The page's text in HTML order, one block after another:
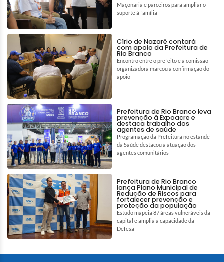
Maçonaria e parceiros para ampliar o
suporte à família
Círio de Nazaré contará
com apoio da Prefeitura de
Rio Branco
Encontro entre o prefeito e a comissão
organizadora marcou a confirmação do
apoio
Prefeitura de Rio Branco leva
prevenção à Expoacre e
destaca trabalho dos
agentes de saúde
Programação da Prefeitura no estande
da Saúde destacou a atuação dos
agentes comunitários
Prefeitura de Rio Branco
lança Plano Municipal de
Redução de Riscos para
fortalecer prevenção e
proteção da população
Estudo mapeia 87 áreas vulneráveis da
capital e amplia a capacidade da
Defesa